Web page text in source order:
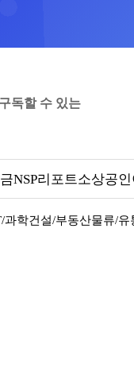
독할 수 있는
NSP리포트소상공인
과학건설/부동산물류/유